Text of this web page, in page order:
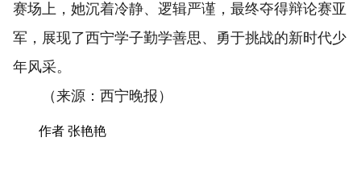
赛场上，她沉着冷静、逻辑严谨，最终夺得辩论赛亚
军，展现了西宁学子勤学善思、勇于挑战的新时代少
年风采。
（来源：西宁晚报）
作者 张艳艳